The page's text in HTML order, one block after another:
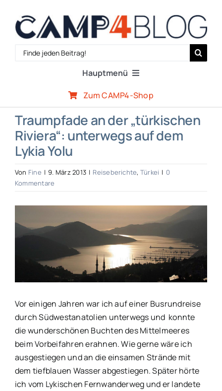
Inhalt
springen
Search
Hauptmenü
Reiseberichte
Expertenwissen
Zum CAMP4-Shop
Traumpfade an der „türkischen
Riviera“: unterwegs auf dem
Lykia Yolu
Von Fine | 9. März 2013 | Reiseberichte, Türkei | 0
Kommentare
grösseres
Bild
Vor einigen Jahren war ich auf einer Busrundreise
durch Südwestanatolien unterwegs und konnte
die wunderschönen Buchten des Mittelmeeres
beim Vorbeifahren erahnen. Wie gerne wäre ich
ausgestiegen und an die einsamen Strände mit
dem tiefblauen Wasser abgestiegen. Später hörte
ich vom Lykischen Fernwanderweg und er landete